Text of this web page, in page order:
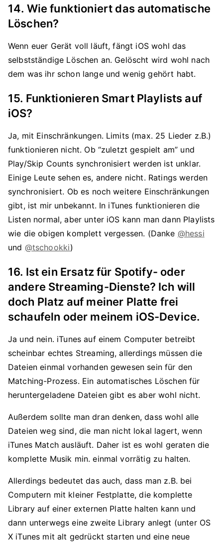
14. Wie funktioniert das automatische
Löschen?
Wenn euer Gerät voll läuft, fängt iOS wohl das
selbstständige Löschen an. Gelöscht wird wohl nach
dem was ihr schon lange und wenig gehört habt.
15. Funktionieren Smart Playlists auf
iOS?
Ja, mit Einschränkungen. Limits (max. 25 Lieder z.B.)
funktionieren nicht. Ob “zuletzt gespielt am” und
Play/Skip Counts synchronisiert werden ist unklar.
Einige Leute sehen es, andere nicht. Ratings werden
synchronisiert. Ob es noch weitere Einschränkungen
gibt, ist mir unbekannt. In iTunes funktionieren die
Listen normal, aber unter iOS kann man dann Playlists
wie die obigen komplett vergessen. (Danke @hessi
und @tschookki)
16. Ist ein Ersatz für Spotify- oder
andere Streaming-Dienste? Ich will
doch Platz auf meiner Platte frei
schaufeln oder meinem iOS-Device.
Ja und nein. iTunes auf einem Computer betreibt
scheinbar echtes Streaming, allerdings müssen die
Dateien einmal vorhanden gewesen sein für den
Matching-Prozess. Ein automatisches Löschen für
heruntergeladene Dateien gibt es aber wohl nicht.
Außerdem sollte man dran denken, dass wohl alle
Dateien weg sind, die man nicht lokal lagert, wenn
iTunes Match ausläuft. Daher ist es wohl geraten die
komplette Musik min. einmal vorrätig zu halten.
Allerdings bedeutet das auch, dass man z.B. bei
Computern mit kleiner Festplatte, die komplette
Library auf einer externen Platte halten kann und
dann unterwegs eine zweite Library anlegt (unter OS
X iTunes mit alt gedrückt starten und eine neue